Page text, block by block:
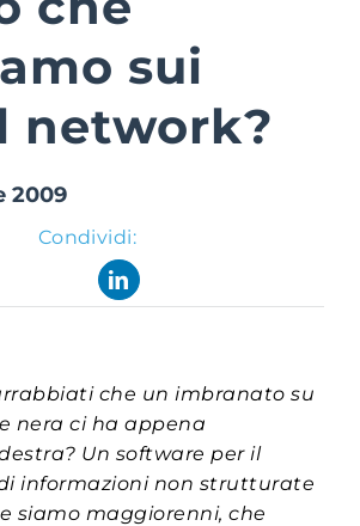
sui
network?
2009
Condividi:
che un imbranato su
nera ci ha appena
Un software per il
informazioni non strutturate
siamo maggiorenni, che